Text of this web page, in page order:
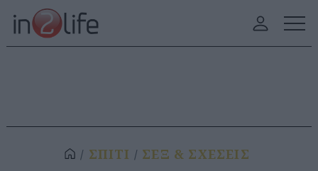
ΣΠΙΤΙ ΣΕΞ & ΣΧΕΣΕΙΣ